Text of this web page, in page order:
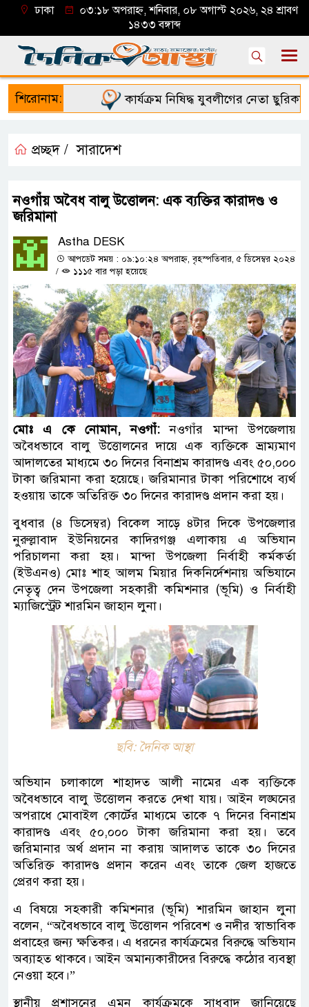
ঢাকা
০৩:১৮ অপরাহ্ন, শনিবার, ০৮ অগাস্ট ২০২৬, ২৪ শ্রাবণ
১৪৩৩ বঙ্গাব্দ
শিরোনাম: কার্যক্রম নিষিদ্ধ যুবলীগের নেতা
প্রচ্ছদ / সারাদেশ
নওগাঁয় অবৈধ বালু উত্তোলন: এক ব্যক্তির কারাদণ্ড ও
জরিমানা
Astha DESK
আপডেট সময় : ০৯:১০:২৪ অপরাহ্ন, বৃহস্পতিবার, ৫ ডিসেম্বর ২০২৪
/
১১১৫ বার পড়া হয়েছে
মোঃ এ কে নোমান, নওগাঁ:নওগাঁর মান্দা উপজেলায়
অবৈধভাবে বালু উত্তোলনের দায়ে এক ব্যক্তিকে ভ্রাম্যমাণ
আদালতের মাধ্যমে ৩০ দিনের বিনাশ্রম কারাদণ্ড এবং ৫০,০০০
টাকা জরিমানা করা হয়েছে। জরিমানার টাকা পরিশোধে ব্যর্থ
হওয়ায় তাকে অতিরিক্ত ৩০ দিনের কারাদণ্ড প্রদান করা হয়।
বুধবার (৪ ডিসেম্বর) বিকেল সাড়ে ৪টার দিকে উপজেলার
নুরুল্লাবাদ ইউনিয়নের কাদিরগঞ্জ এলাকায় এ অভিযান
পরিচালনা করা হয়। মান্দা উপজেলা নির্বাহী কর্মকর্তা
(ইউএনও) মোঃ শাহ আলম মিয়ার দিকনির্দেশনায় অভিযানে
নেতৃত্ব দেন উপজেলা সহকারী কমিশনার (ভূমি) ও নির্বাহী
ম্যাজিস্ট্রেট শারমিন জাহান লুনা।
ছবি: দৈনিক আস্থা
অভিযান চলাকালে শাহাদত আলী নামের এক ব্যক্তিকে
অবৈধভাবে বালু উত্তোলন করতে দেখা যায়। আইন লঙ্ঘনের
অপরাধে মোবাইল কোর্টের মাধ্যমে তাকে ৭ দিনের বিনাশ্রম
কারাদণ্ড এবং ৫০,০০০ টাকা জরিমানা করা হয়। তবে
জরিমানার অর্থ প্রদান না করায় আদালত তাকে ৩০ দিনের
অতিরিক্ত কারাদণ্ড প্রদান করেন এবং তাকে জেল হাজতে
প্রেরণ করা হয়।
এ বিষয়ে সহকারী কমিশনার (ভূমি) শারমিন জাহান লুনা
বলেন, “অবৈধভাবে বালু উত্তোলন পরিবেশ ও নদীর স্বাভাবিক
প্রবাহের জন্য ক্ষতিকর। এ ধরনের কার্যক্রমের বিরুদ্ধে অভিযান
অব্যাহত থাকবে। আইন অমান্যকারীদের বিরুদ্ধে কঠোর ব্যবস্থা
নেওয়া হবে।”
স্থানীয় প্রশাসনের এমন কার্যক্রমকে সাধুবাদ জানিয়েছে